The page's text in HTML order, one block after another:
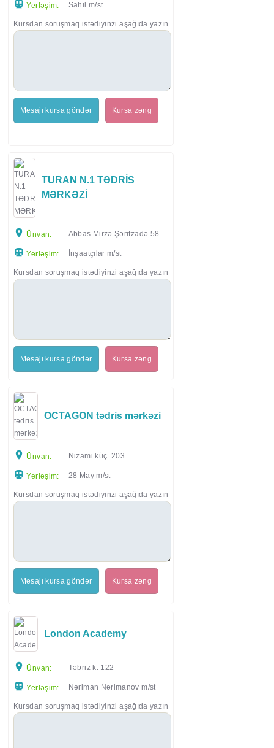
Yerləşim: Sahil m/st
Kursdan soruşmaq istədiyinzi aşağıda yazın
Mesajı kursa göndər Kursa zəng
TURAN N.1 TƏDRİS
MƏRKƏZİ
Ünvan: Abbas Mirzə Şərifzadə 58
Yerləşim: İnşaatçılar m/st
Kursdan soruşmaq istədiyinzi aşağıda yazın
Mesajı kursa göndər Kursa zəng
OCTAGON tədris mərkəzi
Ünvan: Nizami küç. 203
Yerləşim: 28 May m/st
Kursdan soruşmaq istədiyinzi aşağıda yazın
Mesajı kursa göndər Kursa zəng
London Academy
Ünvan: Təbriz k. 122
Yerləşim: Nəriman Nərimanov m/st
Kursdan soruşmaq istədiyinzi aşağıda yazın